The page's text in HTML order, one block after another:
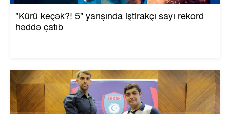
"Kürü keçək?! 5" yarışında iştirakçı sayı rekord
həddə çatıb